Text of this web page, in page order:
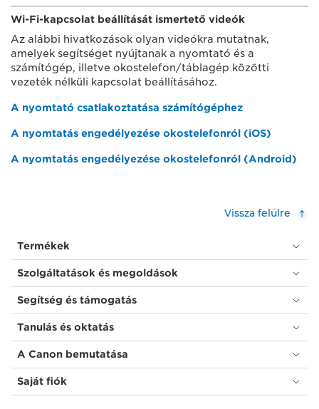
Wi-Fi-kapcsolat beállítását ismertető videók
Az alábbi hivatkozások olyan videókra mutatnak,
amelyek segítséget nyújtanak a nyomtató és a
számítógép, illetve okostelefon/táblagép közötti
vezeték nélküli kapcsolat beállításához.
A nyomtató csatlakoztatása számítógéphez
A nyomtatás engedélyezése okostelefonról (iOS)
A nyomtatás engedélyezése okostelefonról (Android)
Vissza felülre
Termékek
Szolgáltatások és megoldások
Segítség és támogatás
Tanulás és oktatás
A Canon bemutatása
Saját fiók